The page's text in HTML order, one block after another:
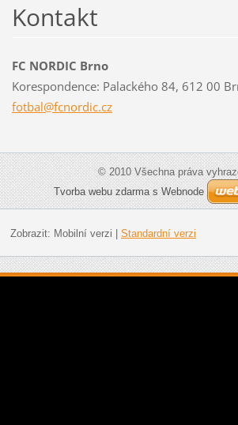
Kontakt
FC NORDIC Brno
Korespondence: Palackého 84, 612 00
fotbal@fcnordic.cz
© 2010 Všechna práva
Tvorba webu zdarma s Webnode
Zobrazit: Mobilní verzi | Standardní verzi